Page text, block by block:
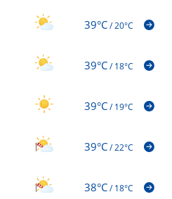
39°C/20°C
39°C/18°C
39°C/19°C
39°C/22°C
38°C/18°C